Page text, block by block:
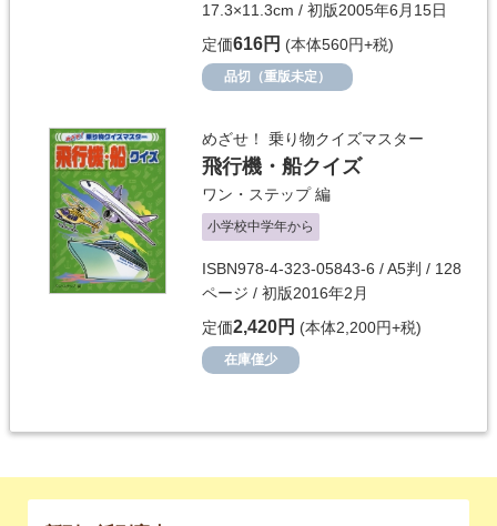
17.3×11.3cm / 初版2005年6月15日
定価616円 (本体560円+税)
品切（重版未定）
めざせ！ 乗り物クイズマスター
飛行機・船クイズ
ワン・ステップ編
小学校中学年から
ISBN978-4-323-05843-6 / A5判 / 128
ページ / 初版2016年2月
定価2,420円 (本体2,200円+税)
在庫僅少